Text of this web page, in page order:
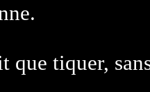
que tiquer,